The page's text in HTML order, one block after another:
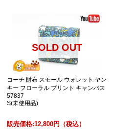
コーチ 財布 スモール ウォレット ヤン
キー フローラル プリント キャンバス
57837
S(未使用品)
販売価格:12,800円 （税込）
SOLD OUT